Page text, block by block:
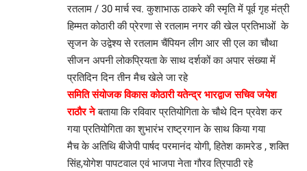
रतलाम / 30 मार्च स्व. कुशाभाऊ ठाकरे की स्मृति में पूर्व गृह मंत्री
हिम्मत कोठारी की प्रेरणा से रतलाम नगर की खेल प्रतिभाओं के
सृजन के उद्वेश्य से रतलाम चैंपियन लीग आर सी एल का चौथा
सीजन अपनी लोकप्रियता के साथ दर्शकों का अपार संख्या में
प्रतिदिन दिन तीन मैच खेले जा रहे
समिति संयोजक विकास कोठारी यतेन्द्र भारद्वाज सचिव जयेश
राठौर नेबताया कि रविवार प्रतियोगिता के चौथे दिन प्रवेश कर
गया प्रतियोगिता का शुभारंभ राष्ट्रगान के साथ किया गया
मैच के अतिथि बीजेपी पार्षद परमानंद योगी, हितेश कामरेड , शक्ति
सिंह,योगेश पापटवाल एवं भाजपा नेता गौरव त्रिपाठी रहे